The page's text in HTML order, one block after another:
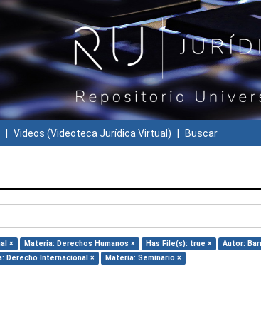
Videos (Videoteca Jurídica Virtual) Buscar
× Materia: Derechos Humanos × Has File(s): true ×
Autor:
Derecho Internacional × Materia: Seminario ×